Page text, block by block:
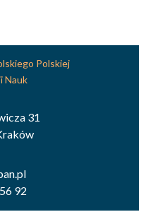
Polskiej
Nauk
31
92